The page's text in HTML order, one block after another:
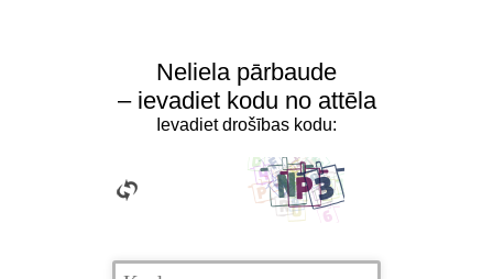
Neliela pārbaude
– ievadiet kodu no attēla
Ievadiet drošības kodu: